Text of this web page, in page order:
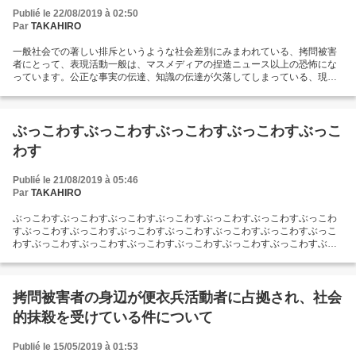
Publié le 22/08/2019 à 02:50
Par TAKAHIRO
一般社会での著しい排斥というような社会差別にみまわれている、拷問被害
者にとって、表現活動一般は、マスメディアの捏造ニュース以上の恐怖にな
っています。公正な事実の伝達、知識の伝達が欠落してしまっている、現在
を、深く省みる必要があります。公正な事実の伝達がない以上、表現者が行
このような状況の中で、表現活動はいったい何を目的として行われているの
か、テロ行為との区別ができているのかという疑問が生じています。また、
映像制作者は、エンターテインメントと称して、往々にして絵や映像を、嘲
といわれるような作品から、じいさんのかおとふにゃふにゃして線が書いて
あれば面白いというような、絵画に対しての根拠のない決めつけを、多用す
対象だといっていることと何ら変わりのないことになってしまいます。ひげ
面のアニメ作家の作品などを、テレビ放送で大々的に扱うことは、ほんとう
に安全なのでしょうか。アニメ映像は一部の自覚のない上級市民に供するた
の補助を受けるとなれば、制作活動の目的は不透明なものになってしまいま
防止するために、適切な判断であると私は信じます。...
ぶっこわすぶっこわすぶっこわすぶっこわすぶっこ
わす
Publié le 21/08/2019 à 05:46
Par TAKAHIRO
ぶっこわすぶっこわすぶっこわすぶっこわすぶっこわすぶっこわすぶっこわ
すぶっこわすぶっこわすぶっこわすぶっこわすぶっこわすぶっこわすぶっこ
わすぶっこわすぶっこわすぶっこわすぶっこわすぶっこわすぶっこわすぶっ
っこわすぶっこわすぶっこわすぶっこわすぶっこわすぶっこわすぶっこわす
すぶっこわすぶっこわすぶっこわすぶっこわすぶっこわすぶっこわすぶっこ
わす ぶっこわすぶっこわすぶっこわすぶっこわすぶっこわすぶっこわすぶっ
こわすぶっこわすぶっこわすぶっこわすぶっこわすぶっこわすぶっこわすぶ
ぶっこわすぶっこわすぶっこわすぶっこわーす...
拷問被害者の身辺が便衣兵活動者に占拠され、社会
的抹殺を受けている件について
Publié le 15/05/2019 à 01:53